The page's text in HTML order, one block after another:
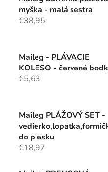
myška - malá sestra
€38,95
Maileg - PLÁVACIE
KOLESO - červené
€5,63
Maileg PLÁŽOVÝ SET -
do piesku
€18,97